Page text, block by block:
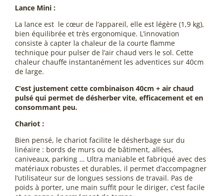
Lance Mini :
La lance est le cœur de l’appareil, elle est légère (1,9 kg),
bien équilibrée et très ergonomique. L’innovation
consiste à capter la chaleur de la courte flamme
technique pour pulser de l’air chaud vers le sol. Cette
chaleur chauffe instantanément les adventices sur 40cm
de large.
C’est justement cette combinaison 40cm + air chaud
pulsé qui permet de désherber vite, efficacement et en
consommant peu.
Chariot :
Bien pensé, le chariot facilite le désherbage sur du
linéaire : bords de murs ou de bâtiment, allées,
caniveaux, parking … Ultra maniable et fabriqué avec des
matériaux robustes et durables, il permet d’accompagner
l’utilisateur sur de longues sessions de travail. Pas de
poids à porter, une main suffit pour le diriger, c’est facile